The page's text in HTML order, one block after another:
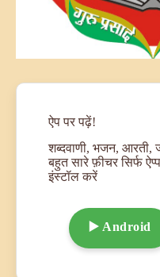
ऐप पर पढ़ें!
शब्दवाणी, भजन, आरती,
बहुत सारे फ़ीचर सिर्फ
इंस्टॉल करें
▶️ Android